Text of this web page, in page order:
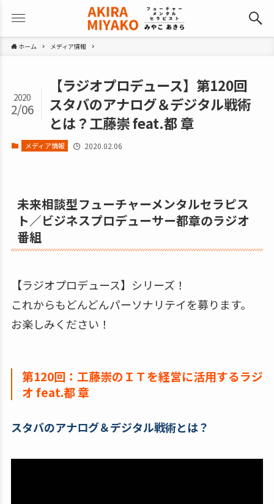
ホーム メディア情報
【ラジオプロデュース】第120回
スタバのアナログ＆デジタル戦術
とは？工藤崇 feat.都 章
2020
2/06
メディア情報 2020.02.06
未来相談型フューチャーメンタルセラピス
ト／ビジネスプロデューサー都章のラジオ
番組
【ラジオプロデュース】シリーズ！
これからもどんどんパーソナリテイを募ります。
お楽しみください！
第120回：工藤崇のＩＴを経営に活用するラジ
オ feat.都 章
スタバのアナログ＆デジタル戦術とは？